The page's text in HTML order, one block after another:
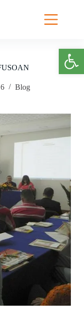
Abrir barra de herramientas
Blog